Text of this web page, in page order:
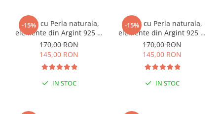
-15%
Colier cu Perla naturala,
elemente din Argint 925 si
margele Miyuki, multicolor
170,00 RON
145,00 RON
IN STOC
-15%
Colier cu Perla naturala,
elemente din Argint 925 si
margele Miyuki, verde/kiwi
170,00 RON
145,00 RON
IN STOC